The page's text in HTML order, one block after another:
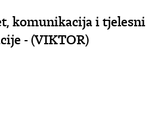
komunikacija i tjelesni
- (VIKTOR)